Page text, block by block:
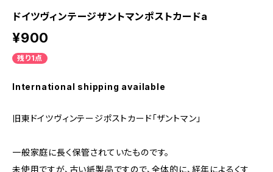
ドイツヴィンテージザントマンポストカードa
¥900
残り1点
International shipping available
旧東ドイツヴィンテージポストカード「ザントマン」
一般家庭に長く保管されていたものです。
未使用ですが、古い紙製品ですので、全体的に、経年によるくす